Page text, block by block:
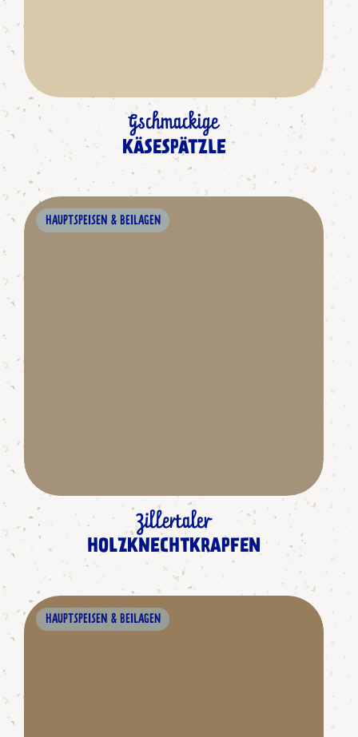
Gschmackige
KÄSESPÄTZLE
HAUPTSPEISEN & BEILAGEN
Zillertaler
HOLZKNECHTKRAPFEN
HAUPTSPEISEN & BEILAGEN